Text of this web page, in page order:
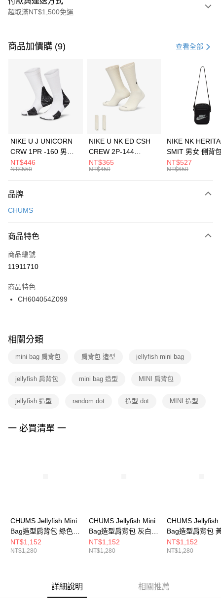
超取滿NT$1,500免運
信用卡一次付款
3 期 0 利率 每期 21家銀行
合作金庫商業銀行
第一商業銀行
華南商業銀行
彰化商業銀行
上海商業儲蓄銀行
元大商業銀行
台灣樂天信用卡公司
Apple Pay
全盈+PAY
AFTEE先享後付
【關於「AFTEE先享後付」】
便利好安心！
３．安心：先確認商品／服務後，再付款。
【「AFTEE先享後付」結帳流程】
１．於結帳方式選擇「AFTEE先享後付」後，將跳轉至「AFTEE先享後付」
２．訂單成立數日內，您將收到繳費通知簡訊。
３．收到繳費通知簡訊後14天內，點擊此簡訊中的連結，可透過四大超商／
ATM／網路銀行／等多元方式進行付款，方視為交易完成。
※ 交易是否成功請以「AFTEE先享後付 」之結帳頁面顯示為準，若有關於
是否繳費成功／繳費後需取消欲退款等相關疑問，請聯繫「AFTEE先享後付
客戶支援中心」https://netprotections.freshdesk.com/support/home
１．透過由恩沛科技股份有限公司提供之「AFTEE先享後付」服務完成之交
權轉讓予恩沛科技股份有限公司。
３．未成年的使用者請事先徵得法定代理人或監護人之同意方可使用
「AFTEE先享後付」，若未經同意申辦者引起之損失，本公司不負相關責
運送方式
每筆NT$100，滿NT$1,500(含以上)免運費
宅配
每筆NT$100，滿NT$1,500(含以上)免運費
付款後門市自取
每筆NT$100，滿NT$1,500(含以上)免運費
商品加價購 (9) 查看全部
NIKE U J UNICORN
CRW 1PR -160 男女
中統襪 FZ3393100
NT$446
NT$550
NIKE U NK ED CSH
CREW 2P-144
EMBRDY 男女 短統襪
FZ3073133
NT$365
NT$450
NIKE NK
SMIT 男女 側背
BA5871010
NT$527
NT$650
品牌
CHUMS
商品特色
商品編號
11911710
商品特色
CH604054Z099
相關分類
mini bag 肩背包 肩背包 造型 jellyfish mini bag
jellyfish 肩背包 mini bag 造型 MINI 肩背包
jellyfish 造型 random dot 造型 dot MINI 造型
一 必買清單 一
CHUMS Jellyfish Mini
Bag造型肩背包 綠色
CH604054M001
NT$1,152
NT$1,280
CHUMS Jellyfish Mini
Bag造型肩背包 灰白色
CH604054W022
NT$1,152
NT$1,280
CHUMS Jellyfish
Bag造型肩背包
CH604054Y001
NT$1,152
NT$1,280
詳細說明 相關推薦